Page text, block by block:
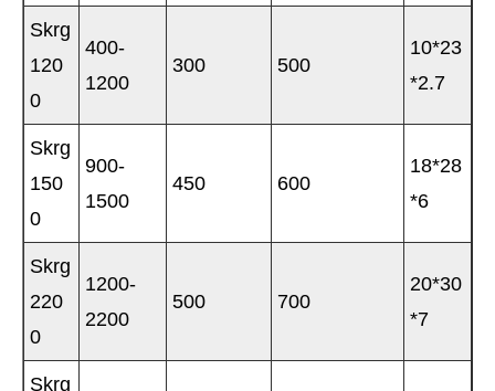
Skrg
120
0
400-
1200
300 500
10*23
*2.7
Skrg
150
0
900-
1500
450 600
18*28
*6
Skrg
220
0
1200-
2200
500 700
20*30
*7
Skrg